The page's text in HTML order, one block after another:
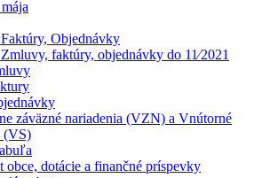
Objednávky
faktúry, objednávky do 11⁄2021
záväzné nariadenia (VZN) a Vnútorné
(VS)
obce, dotácie a finančné príspevky